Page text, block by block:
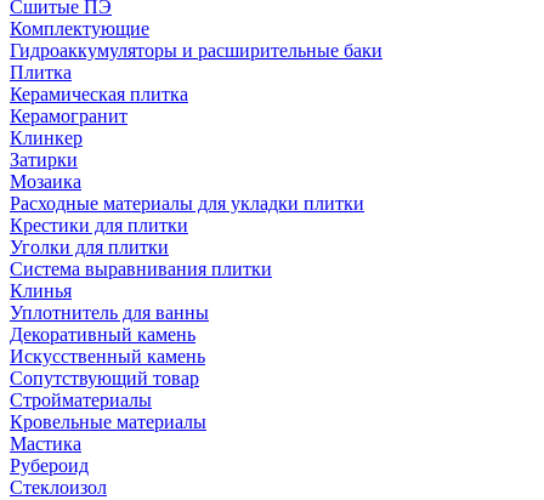
Сшитые ПЭ
Комплектующие
Гидроаккумуляторы и расширительные баки
Плитка
Керамическая плитка
Керамогранит
Клинкер
Затирки
Мозаика
Расходные материалы для укладки плитки
Крестики для плитки
Уголки для плитки
Система выравнивания плитки
Клинья
Уплотнитель для ванны
Декоративный камень
Искусственный камень
Сопутствующий товар
Стройматериалы
Кровельные материалы
Мастика
Рубероид
Стеклоизол